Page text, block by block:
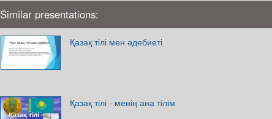
Similar presentations:
Қазақ тілі мен әдебиеті
Қазақ тілі - менің ана тілім